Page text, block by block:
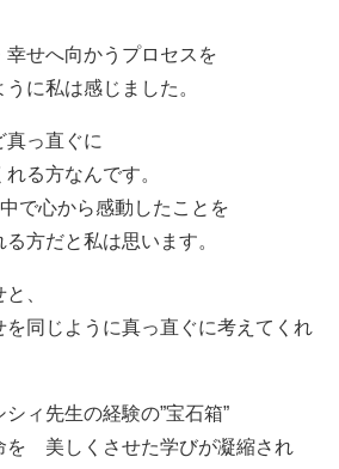
せへ向かうプロセスを
に私は感じました。
真っ直ぐに
る方なんです。
で心から感動したことを
方だと私は思います。
、
を同じように真っ直ぐに考えてくれ
ィ先生の経験の”宝石箱”
を 美しくさせた学びが凝縮され